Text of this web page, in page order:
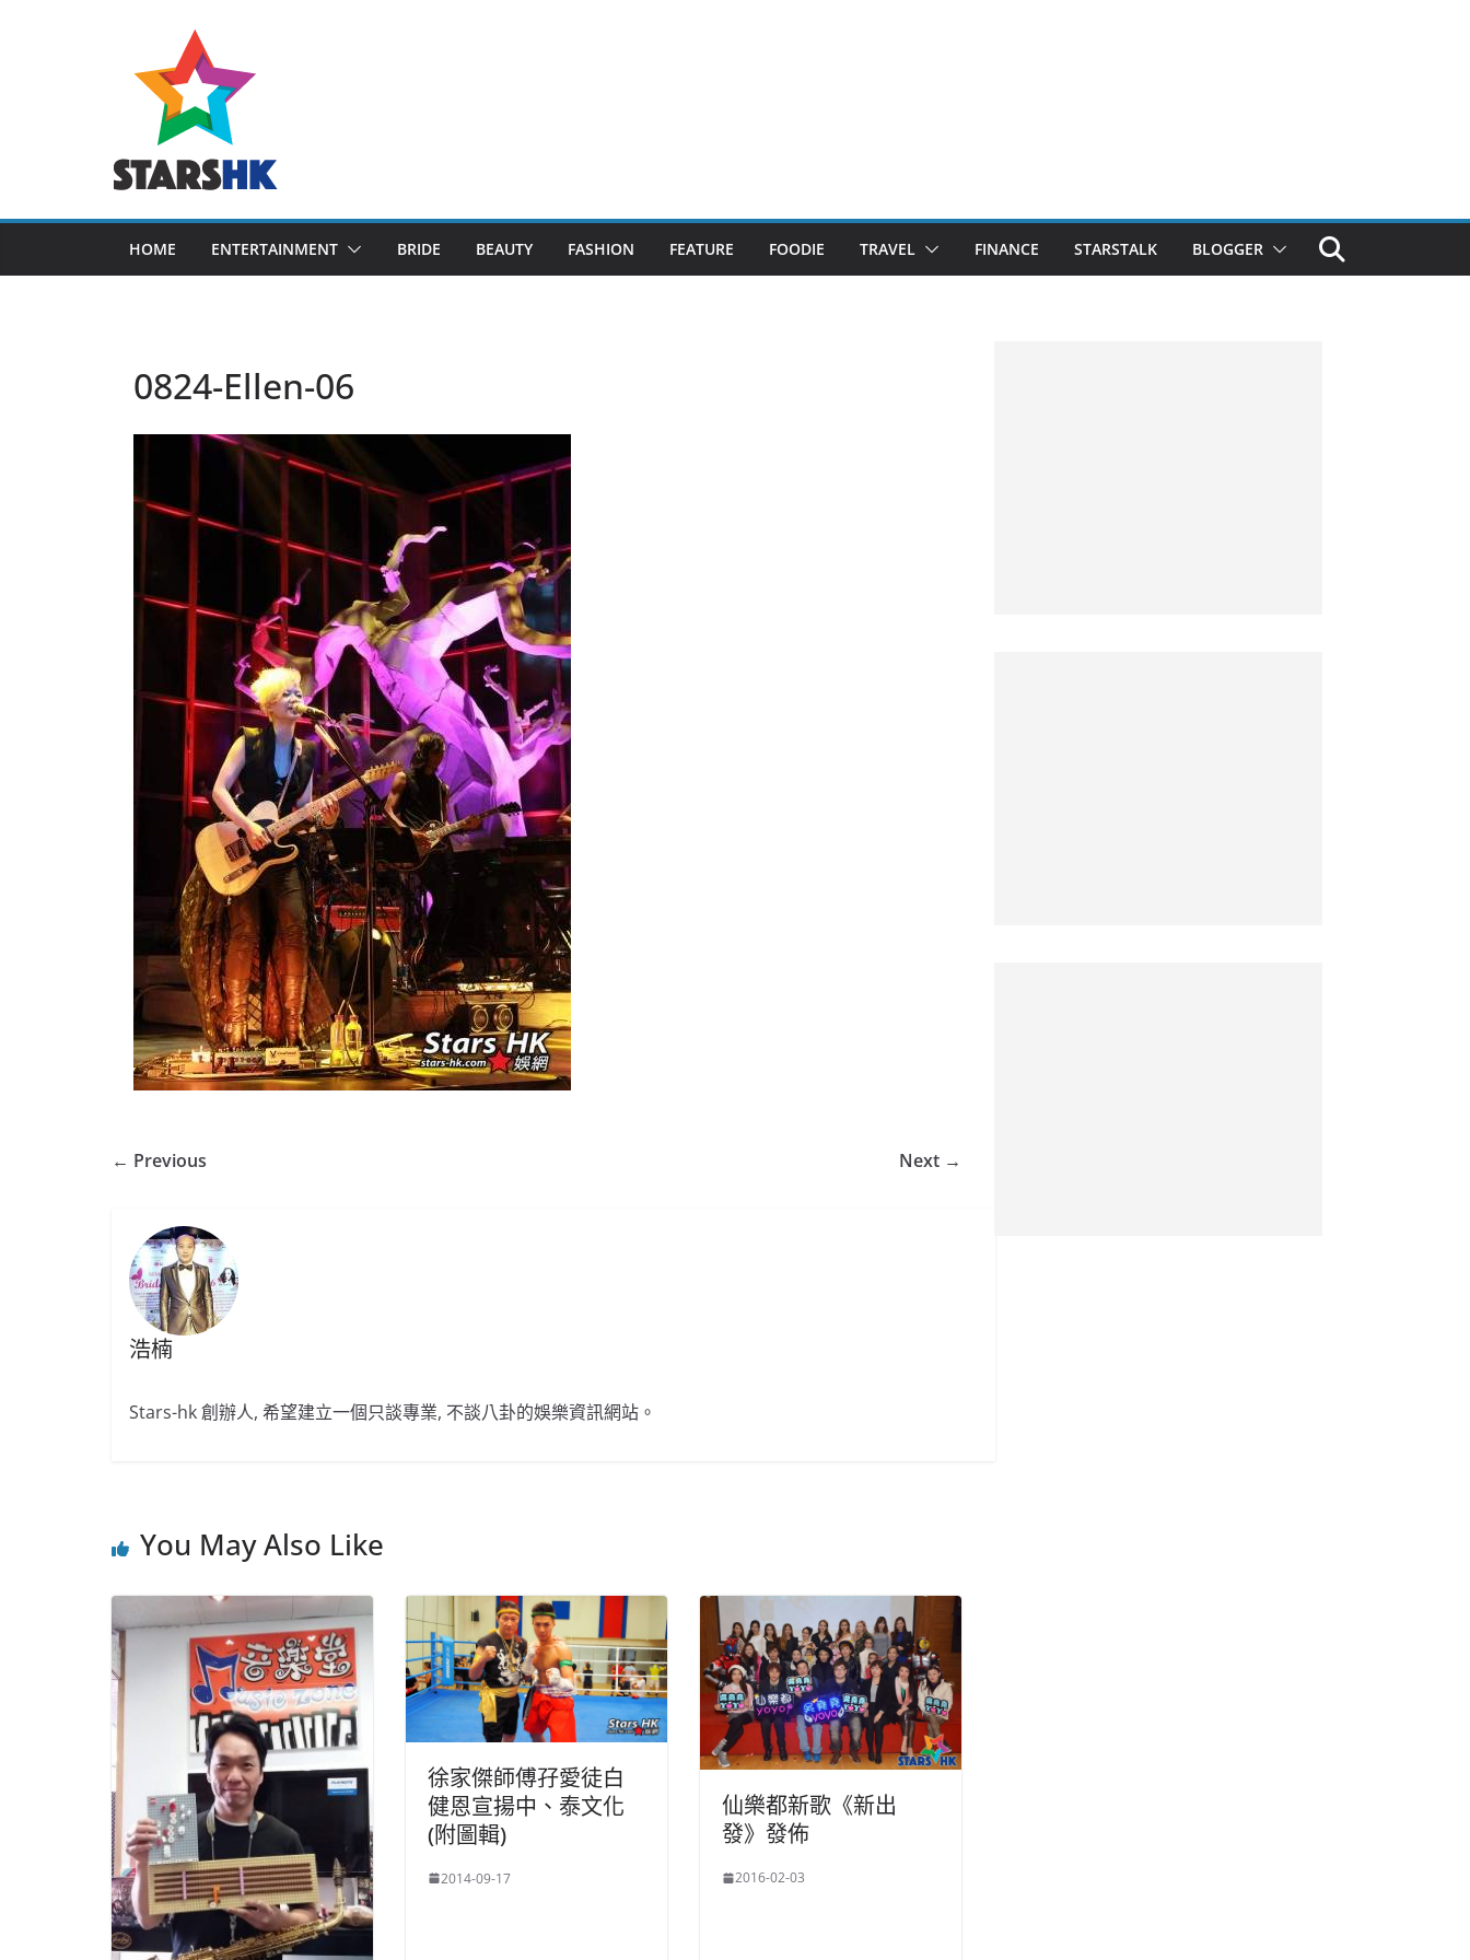
HOME ENTERTAINMENT BRIDE BEAUTY FASHION FEATURE FOODIE TRAVEL FINANCE STARSTALK BLOGGER
0824-Ellen-06
← Previous Next →
浩楠
Stars-hk 創辦人, 希望建立一個只談專業, 不談八卦的娛樂資訊網站。
You May Also Like
徐家傑師傅孖愛徒白
健恩宣揚中、泰文化
(附圖輯)
2014-09-17
仙樂都新歌《新出
發》發佈
2016-02-03